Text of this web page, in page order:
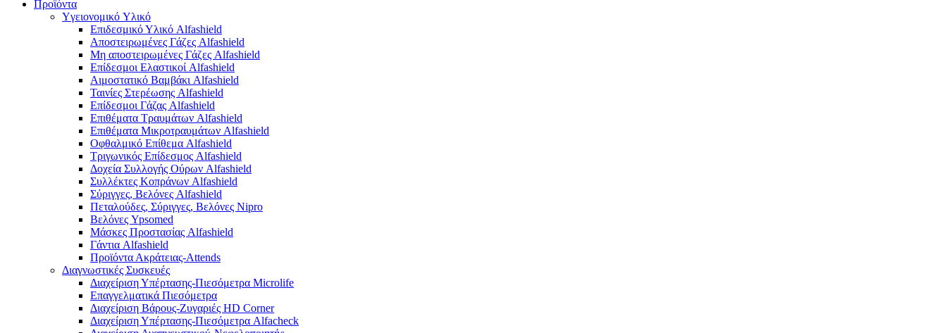
Προϊόντα
Yγειονομικό Yλικό
Επιδεσμικό Υλικό Alfashield
Αποστειρωμένες Γάζες Alfashield
Μη αποστειρωμένες Γάζες Alfashield
Επίδεσμοι Ελαστικοί Alfashield
Αιμοστατικό Βαμβάκι Alfashield
Ταινίες Στερέωσης Alfashield
Επίδεσμοι Γάζας Alfashield
Επιθέματα Τραυμάτων Alfashield
Επιθέματα Μικροτραυμάτων Alfashield
Οφθαλμικό Eπίθεμα Alfashield
Τριγωνικός Επίδεσμος Alfashield
Δοχεία Συλλογής Ούρων Alfashield
Συλλέκτες Κοπράνων Alfashield
Σύριγγες, Βελόνες Alfashield
Πεταλούδες, Σύριγγες, Βελόνες Nipro
Βελόνες Ypsomed
Μάσκες Προστασίας Alfashield
Γάντια Alfashield
Προϊόντα Ακράτειας-Attends
Διαγνωστικές Συσκευές
Διαχείριση Υπέρτασης-Πιεσόμετρα Microlife
Επαγγελματικά Πιεσόμετρα
Διαχείριση Βάρους-Ζυγαριές HD Corner
Διαχείριση Υπέρτασης-Πιεσόμετρα Alfacheck